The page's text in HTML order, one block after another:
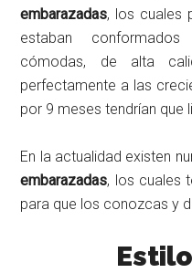
embarazadas, los cuales
estaban
cómodas, de alta
perfectamente a las
por 9 meses tendrían que
En la actualidad existen
embarazadas, los cuales
para que los conozcas y